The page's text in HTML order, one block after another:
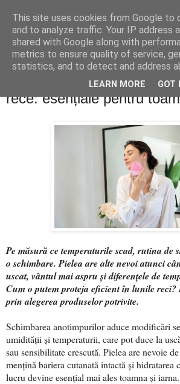
PentruDive.ro
duminică, 12 octombrie 2025
Rutina de îngrijire a pielii în
rece: esențiale pentru
Pe măsură ce temperaturile scad, rutina de
o schimbare. Pielea are alte nevoi atunci
uscat, vântul mai aspru și diferențele de
Cum o putem proteja eficient în lunile
prin alegerea produselor potrivite.
Schimbarea anotimpurilor aduce modificări
umidității și temperaturii, care pot duce la
sau sensibilitate crescută. Pielea are nevoie
mențină bariera cutanată intactă și hidratarea
lucru devine esențial mai ales toamna și iarna.
This site uses cookies from Google to
and to analyze traffic. Your IP address
shared with Google along with
metrics to ensure quality of service,
statistics, and to detect and address
LEARN MORE GOT